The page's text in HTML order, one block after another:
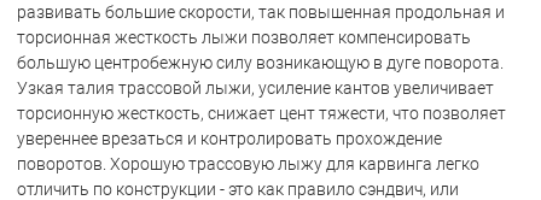
развивать большие скорости, так повышенная продольная и
торсионная жесткость лыжи позволяет компенсировать
большую центробежную силу возникающую в дуге поворота.
Узкая талия трассовой лыжи, усиление кантов увеличивает
торсионную жесткость, снижает цент тяжести, что позволяет
увереннее врезаться и контролировать прохождение
поворотов. Хорошую трассовую лыжу для карвинга легко
отличить по конструкции - это как правило сэндвич, или